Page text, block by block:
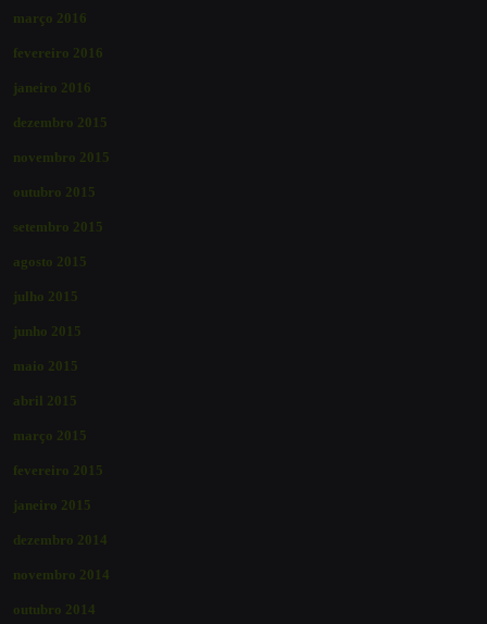
março 2016
fevereiro 2016
janeiro 2016
dezembro 2015
novembro 2015
outubro 2015
setembro 2015
agosto 2015
julho 2015
junho 2015
maio 2015
abril 2015
março 2015
fevereiro 2015
janeiro 2015
dezembro 2014
novembro 2014
outubro 2014